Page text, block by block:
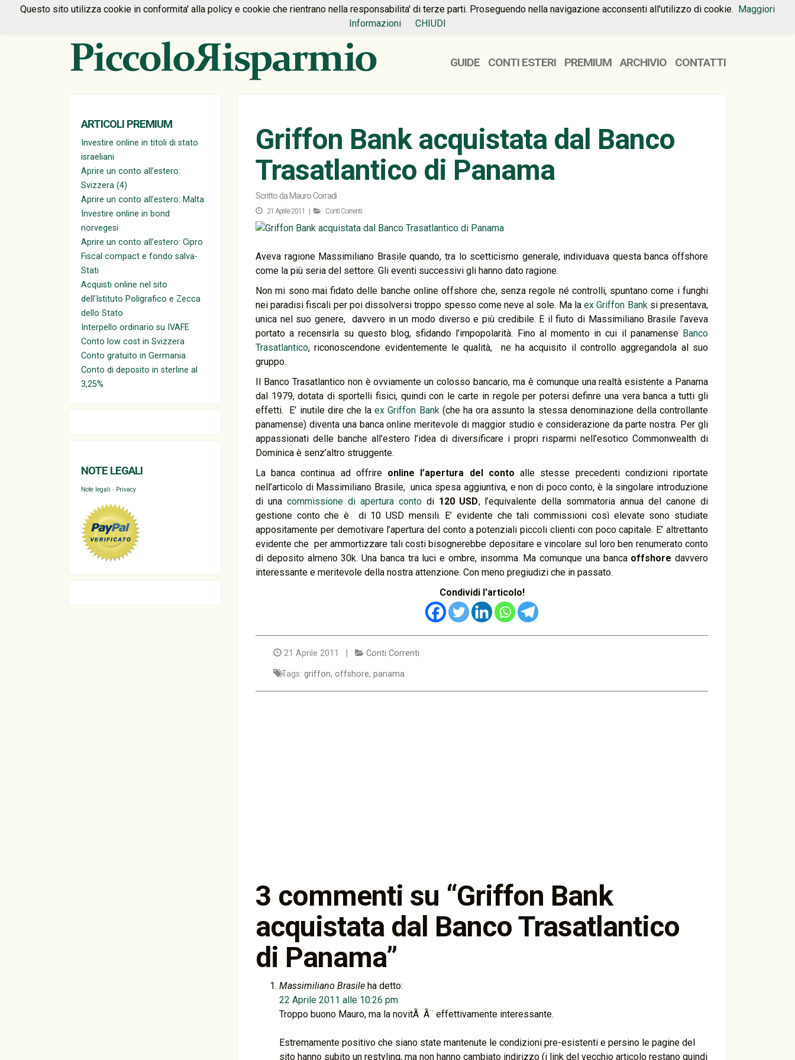
HOME PREMIUM CONTATTI
GUIDE CONTI ESTERI PREMIUM ARCHIVIO CONTATTI
ARTICOLI PREMIUM
Investire online in titoli di stato
israeliani
Aprire un conto all’estero:
Svizzera (4)
Aprire un conto all’estero: Malta
Investire online in bond
norvegesi
Aprire un conto all’estero: Cipro
Fiscal compact e fondo salva-
Stati
Acquisti online nel sito
dell’Istituto Poligrafico e Zecca
dello Stato
Interpello ordinario su IVAFE
Conto low cost in Svizzera
Conto gratuito in Germania
Conto di deposito in sterline al
3,25%
NOTE LEGALI
Note legali - Privacy
Griffon Bank acquistata dal Banco
Trasatlantico di Panama
Scritto da Mauro Corradi
21 Aprile 2011 | Conti Correnti
Aveva ragione Massimiliano Brasile quando, tra lo scetticismo generale, individuava questa banca offshore
come la più seria del settore. Gli eventi successivi gli hanno dato ragione.
Non mi sono mai fidato delle banche online offshore che, senza regole né controlli, spuntano come i funghi
nei paradisi fiscali per poi dissolversi troppo spesso come neve al sole. Ma laex Griffon Banksi presentava,
unica nel suo genere, davvero in un modo diverso e più credibile. E il fiuto di Massimiliano Brasile l’aveva
portato a recensirla su questo blog, sfidando l’impopolarità. Fino al momento in cui il panamense Banco
Trasatlantico, riconoscendone evidentemente le qualità, ne ha acquisito il controllo aggregandola al suo
gruppo.
Il Banco Trasatlantico non è ovviamente un colosso bancario, ma è comunque una realtà esistente a Panama
dal 1979, dotata di sportelli fisici, quindi con le carte in regole per potersi definre una vera banca a tutti gli
effetti. E’ inutile dire che laex Griffon Bank(che ha ora assunto la stessa denominazione della controllante
panamense) diventa una banca online meritevole di maggior studio e considerazione da parte nostra. Per gli
appassionati delle banche all’estero l’idea di diversificare i propri risparmi nell’esotico Commonwealth di
Dominica è senz’altro struggente.
La banca continua ad offrireonline l’apertura del conto alle stesse precedenti condizioni riportate
nell’articolo di Massimiliano Brasile, unica spesa aggiuntiva, e non di poco conto, è la singolare introduzione
di una commissione di apertura contodi 120 USD, l’equivalente della sommatoria annua del canone di
gestione conto che è di 10 USD mensili. E’ evidente che tali commissioni così elevate sono studiate
appositamente per demotivare l’apertura del conto a potenziali piccoli clienti con poco capitale. E’ altrettanto
evidente che per ammortizzare tali costi bisognerebbe depositare e vincolare sul loro ben renumerato conto
di deposito almeno 30k. Una banca tra luci e ombre, insomma. Ma comunque una banca offshore davvero
interessante e meritevole della nostra attenzione. Con meno pregiudizi che in passato.
Condividi l'articolo!
21 Aprile 2011 | Conti Correnti
Tags: griffon, offshore, panama
3 commenti su “Griffon Bank
acquistata dal Banco Trasatlantico
di Panama”
Massimiliano Brasile ha detto:
22 Aprile 2011 alle 10:26 pm
Troppo buono Mauro, ma la novitÃ Ã¨ effettivamente interessante.
Estremamente positivo che siano state mantenute le condizioni pre-esistenti e persino le pagine del
sito hanno subito un restyling, ma non hanno cambiato indirizzo (i link del vecchio articolo restano quindi
Questo sito utilizza cookie in conformita' alla policy e cookie che rientrano nella responsabilita' di terze parti. Proseguendo nella navigazione acconsenti all'utilizzo di cookie. Maggiori
Informazioni
CHIUDI